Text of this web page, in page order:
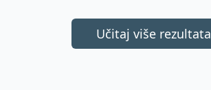
Učitaj više rezultata